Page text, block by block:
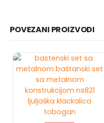
POVEZANI PROIZVODI